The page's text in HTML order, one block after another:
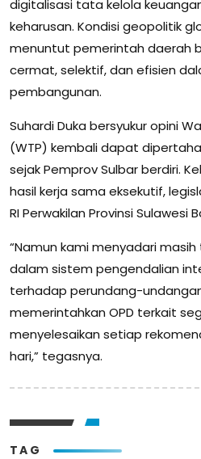
digitalisasi tata kelola
keharusan. Kondisi geopolitik
menuntut pemerintah daerah
cermat, selektif, dan efisien
pembangunan.
Suhardi Duka bersyukur opini
(WTP) kembali dapat
sejak Pemprov Sulbar berdiri.
hasil kerja sama eksekutif,
RI Perwakilan Provinsi Sulawesi
“Namun kami menyadari
dalam sistem pengendalian
terhadap perundang-
memerintahkan OPD terkait
menyelesaikan setiap
hari,” tegasnya.
TAG